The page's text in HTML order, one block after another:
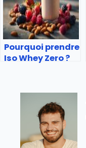
Pourquoi prendre
Iso Whey Zero ?